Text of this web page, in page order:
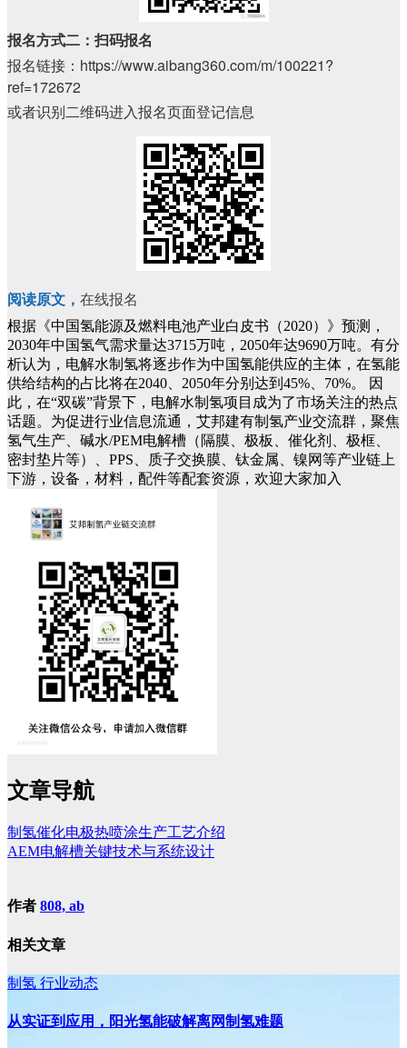
报名方式二：扫码报名
报名链接：https://www.aibang360.com/m/100221?
ref=172672
或者识别二维码进入报名页面登记信息
阅读原文 ， 在线报名
根据《中国氢能源及燃料电池产业白皮书（2020）》预测，
2030年中国氢气需求量达3715万吨，2050年达9690万吨。有分
析认为，电解水制氢将逐步作为中国氢能供应的主体，在氢能
供给结构的占比将在2040、2050年分别达到45%、70%。
因
此，在“双碳”背景下，电解水制氢项目成为了市场关注的热点
话题。为促进行业信息流通，艾邦建有制氢产业交流群，聚焦
氢气生产、碱水/PEM电解槽（隔膜、极板、催化剂、极框、
密封垫片等）、PPS、质子交换膜、钛金属、镍网等产业链上
下游，设备，材料，配件等配套资源，欢迎大家加入
文章导航
制氢催化电极热喷涂生产工艺介绍
AEM电解槽关键技术与系统设计
作者 808, ab
相关文章
制氢 行业动态
从实证到应用，阳光氢能破解离网制氢难题